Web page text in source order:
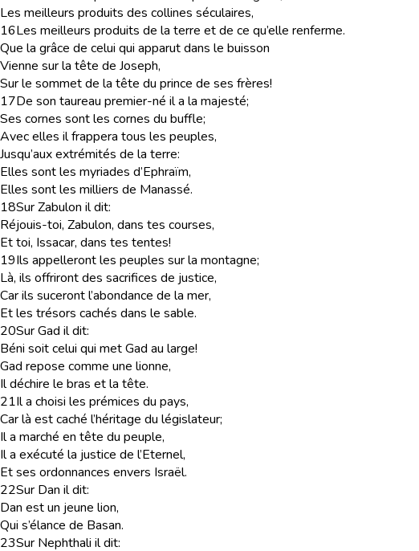
Les meilleurs produits des collines séculaires,
16Les meilleurs produits de la terre et de ce qu’elle renferme.
Que la grâce de celui qui apparut dans le buisson
Vienne sur la tête de Joseph,
Sur le sommet de la tête du prince de ses frères!
17De son taureau premier-né il a la majesté;
Ses cornes sont les cornes du buffle;
Avec elles il frappera tous les peuples,
Jusqu’aux extrémités de la terre:
Elles sont les myriades d’Ephraïm,
Elles sont les milliers de Manassé.
18Sur Zabulon il dit:
Réjouis-toi, Zabulon, dans tes courses,
Et toi, Issacar, dans tes tentes!
19Ils appelleront les peuples sur la montagne;
Là, ils offriront des sacrifices de justice,
Car ils suceront l’abondance de la mer,
Et les trésors cachés dans le sable.
20Sur Gad il dit:
Béni soit celui qui met Gad au large!
Gad repose comme une lionne,
Il déchire le bras et la tête.
21Il a choisi les prémices du pays,
Car là est caché l’héritage du législateur;
Il a marché en tête du peuple,
Il a exécuté la justice de l’Eternel,
Et ses ordonnances envers Israël.
22Sur Dan il dit:
Dan est un jeune lion,
Qui s’élance de Basan.
23Sur Nephthali il dit: